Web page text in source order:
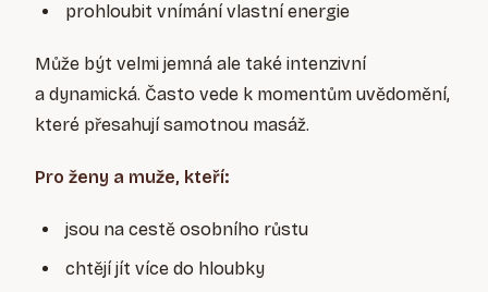
prohloubit vnímání vlastní energie
Může být velmi jemná ale také intenzivní
a dynamická. Často vede k momentům uvědomění,
které přesahují samotnou masáž.
Pro ženy a muže, kteří:
jsou na cestě osobního růstu
chtějí jít více do hloubky